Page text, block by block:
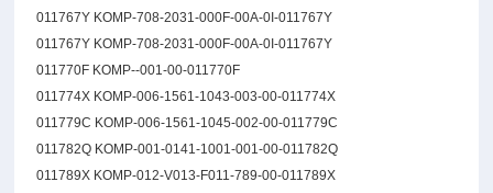
011767Y KOMP-708-2031-000F-00A-0I-011767Y
011767Y KOMP-708-2031-000F-00A-0I-011767Y
011770F KOMP--001-00-011770F
011774X KOMP-006-1561-1043-003-00-011774X
011779C KOMP-006-1561-1045-002-00-011779C
011782Q KOMP-001-0141-1001-001-00-011782Q
011789X KOMP-012-V013-F011-789-00-011789X